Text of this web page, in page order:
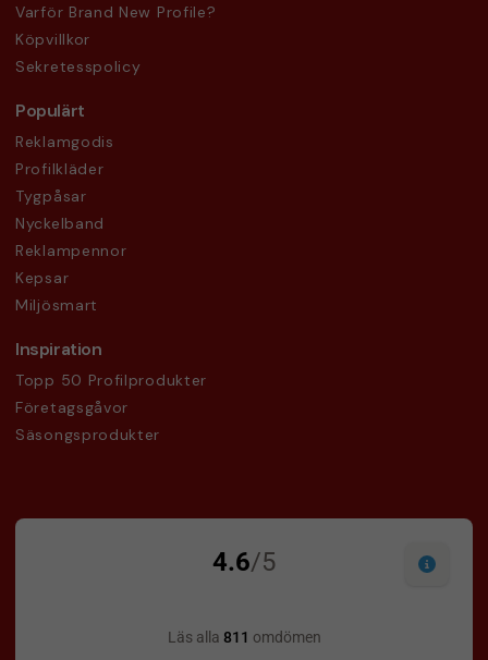
Varför Brand New Profile?
Köpvillkor
Sekretesspolicy
Populärt
Reklamgodis
Profilkläder
Tygpåsar
Nyckelband
Reklampennor
Kepsar
Miljösmart
Inspiration
Topp 50 Profilprodukter
Företagsgåvor
Säsongsprodukter